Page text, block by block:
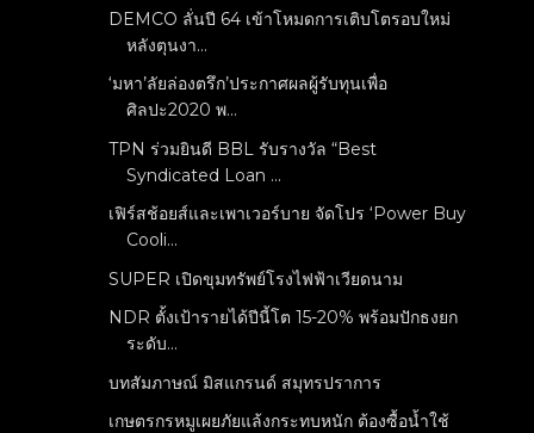
DEMCO ลั่นปี 64 เข้าโหมดการเติบโตรอบใหม่
หลังตุนงา...
‘มหา’ลัยล่องตรึก’ประกาศผลผู้รับทุนเพื่อ
ศิลปะ2020 พ...
TPN ร่วมยินดี BBL รับรางวัล “Best
Syndicated Loan ...
เฟิร์สช้อยส์และเพาเวอร์บาย จัดโปร ‘Power Buy
Cooli...
SUPER เปิดขุมทรัพย์โรงไฟฟ้าเวียดนาม
NDR ตั้งเป้ารายได้ปีนี้โต 15-20% พร้อมปักธงยก
ระดับ...
บทสัมภาษณ์ มิสแกรนด์ สมุทรปราการ
เกษตรกรหมูเผยภัยแล้งกระทบหนัก ต้องซื้อน้ำใช้